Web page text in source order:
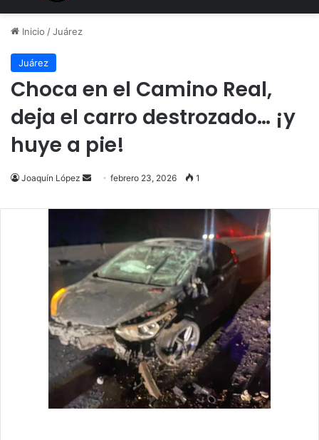
Inicio /Juárez
Juárez
Choca en el Camino Real,
deja el carro destrozado… ¡y
huye a pie!
Joaquín López
Send
email
febrero 23, 2026 1